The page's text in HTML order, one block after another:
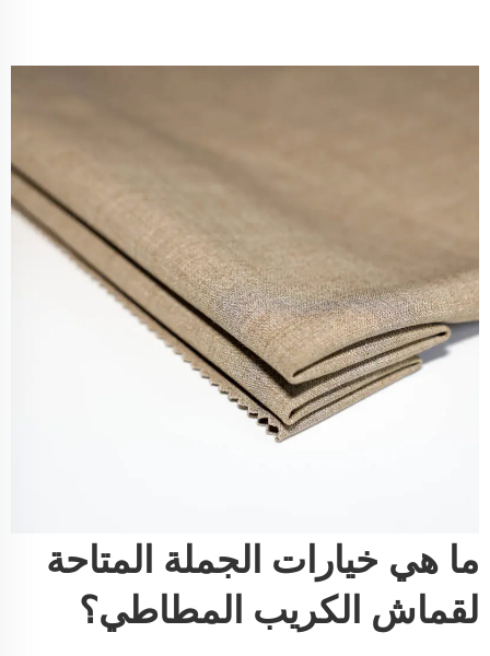
ما هي خيارات الجملة المتاحة
لقماش الكريب المطاطي؟